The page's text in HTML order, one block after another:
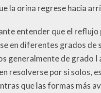
la orina regrese hacia
entender que el reflujo
en diferentes grados de
generalmente de grado I
resolverse por sí solos,
que las formas más